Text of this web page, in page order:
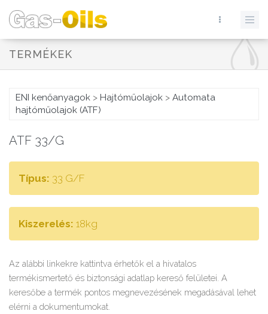
TERMÉKEK
ENI kenőanyagok > Hajtóműolajok > Automata
hajtóműolajok (ATF)
ATF 33/G
Típus: 33 G/F
Kiszerelés: 18kg
Az alábbi linkekre kattintva érhetők el a hivatalos
termékismertető és biztonsági adatlap kereső felületei. A
keresőbe a termék pontos megnevezésének megadásával lehet
elérni a dokumentumokat.